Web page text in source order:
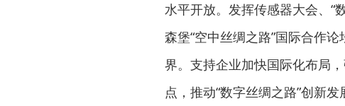
水平开放。发挥传感器大会、“
森堡“空中丝绸之路”国际合作
界。支持企业加快国际化布局
点，推动“数字丝绸之路”创新发